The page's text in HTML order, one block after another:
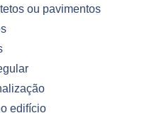
ou pavimentos
edifício